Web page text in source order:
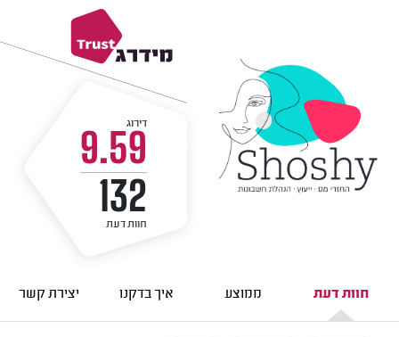
דירוג
9.59
132
חוות דעת
חוות דעת ממוצע איך בדקנו יצירת קשר